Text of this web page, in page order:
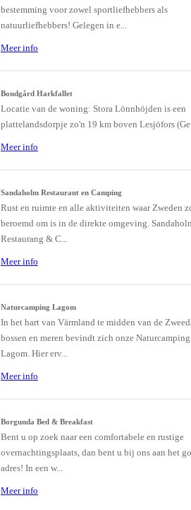
bestemming voor zowel sportliefhebbers als
natuurliefhebbers! Gelegen in e...
Meer info
Bondgård Harkfallet
Locatie van de woning: Stora Lönnhöjden is een
plattelandsdorpje zo'n 19 km boven Lesjöfors
Meer info
Sandaholm Restaurant en Camping
Rust en ruimte en alle aktiviteiten waar Zweden
beroemd om is in de direkte omgeving.
Restaurang & C...
Meer info
Naturcamping Lagom
In het hart van Värmland te midden van de
bossen en meren bevindt zich onze Naturcamping
Lagom. Hier erv...
Meer info
Borgunda Bed & Breakfast
Bent u op zoek naar een comfortabele en rustige
overnachtingsplaats, dan bent u bij ons aan het
adres! In een w...
Meer info